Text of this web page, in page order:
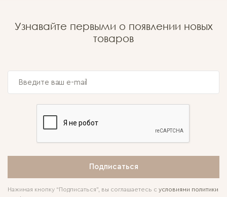
Узнавайте первыми о появлении новых
товаров
Подписаться
Нажимая кнопку “Подписаться”, вы соглашаетесь с условиями политики